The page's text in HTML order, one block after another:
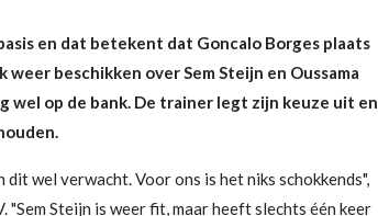
en dat betekent dat Goncalo Borges plaats
weer beschikken over Sem Steijn en Oussama
wel op de bank. De trainer legt zijn keuze uit en
dit wel verwacht. Voor ons is het niks schokkends",
Steijn is weer fit, maar heeft slechts één keer